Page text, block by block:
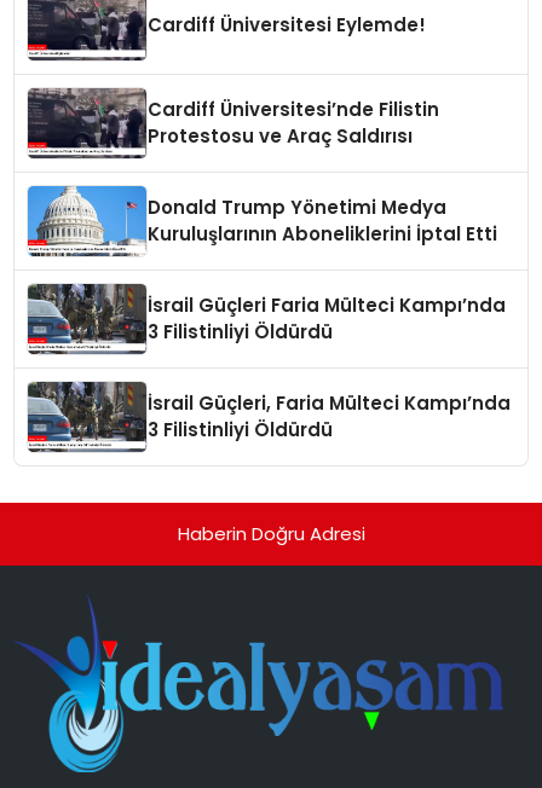
Cardiff Üniversitesi Eylemde!
Cardiff Üniversitesi’nde Filistin
Protestosu ve Araç Saldırısı
Donald Trump Yönetimi Medya
Kuruluşlarının Aboneliklerini İptal Etti
İsrail Güçleri Faria Mülteci Kampı’nda
3 Filistinliyi Öldürdü
İsrail Güçleri, Faria Mülteci Kampı’nda
3 Filistinliyi Öldürdü
Haberin Doğru Adresi